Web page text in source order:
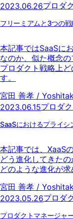
2023.06.26プロダ
フリーミアムと3つの戦
本記事ではSaaSに
なのか、似た概念の
プロダクト戦略上
す。
宮田 善孝 /
2023.06.15プロダク
SaaSにおけるプライシ
本記事では、XaaS
どう進化してきた
どのような進化が
宮田 善孝 /
2023.05.26プロダ
プロダクトマネージャ